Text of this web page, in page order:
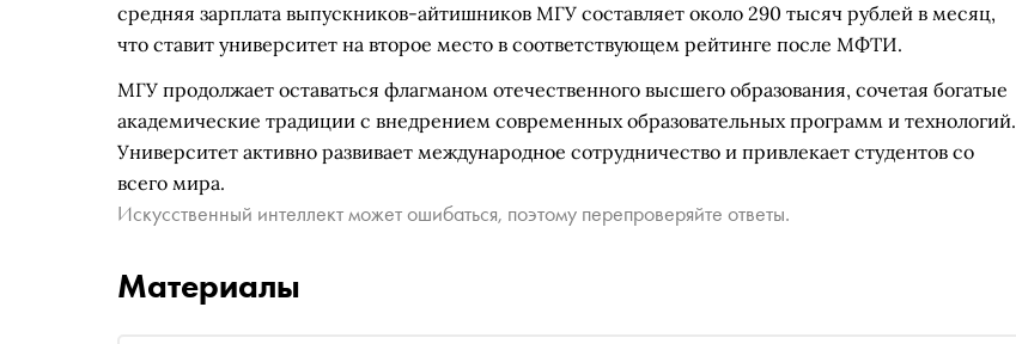
средняя зарплата выпускников-айтишников МГУ составляет около 290 тысяч рублей в месяц,
что ставит университет на второе место в соответствующем рейтинге после МФТИ.
МГУ продолжает оставаться флагманом отечественного высшего образования, сочетая богатые
академические традиции с внедрением современных образовательных программ и технологий.
Университет активно развивает международное сотрудничество и привлекает студентов со
всего мира.
Искусственный интеллект может ошибаться, поэтому перепроверяйте ответы.
Материалы